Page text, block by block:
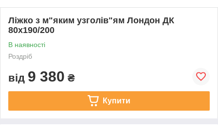
Ліжко з м"яким узголів"ям Лондон ДК
80х190/200
В наявності
Роздріб
від 9 380 ₴
Купити